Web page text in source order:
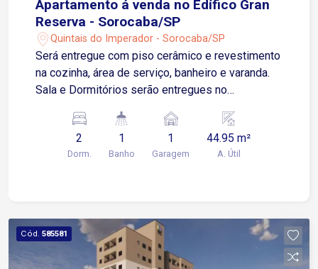
Apartamento á venda no Edífico Gran
Reserva - Sorocaba/SP
Quintais do Imperador - Sorocaba/SP
Será entregue com piso cerâmico e revestimento
na cozinha, área de serviço, banheiro e varanda.
Sala e Dormitórios serão entregues no
Garagem Descoberta e Fixa para um veículo de
pequeno ou médio porte Condomínio: torre única,
2 elevadores, playground, salão de festas.
2
Dorm.
1
Banho
1
Garagem
44.95 m²
A. Útil
Cód. 585581